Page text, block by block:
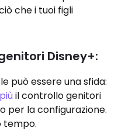
che i tuoi figli
Disney+:
può essere una sfida:
il controllo genitori
per la configurazione.
tempo.